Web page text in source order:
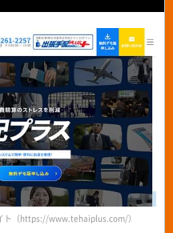
ト（https://www.tehaiplus.com/）